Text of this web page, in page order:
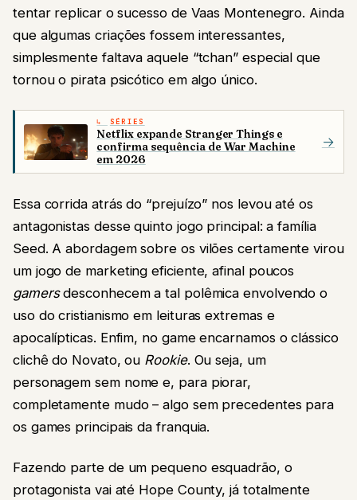
tentar replicar o sucesso de Vaas Montenegro. Ainda
que algumas criações fossem interessantes,
simplesmente faltava aquele “tchan” especial que
tornou o pirata psicótico em algo único.
SÉRIES
Netflix expande Stranger Things e
confirma sequência de War Machine
em 2026
→
Essa corrida atrás do “prejuízo” nos levou até os
antagonistas desse quinto jogo principal: a família
Seed. A abordagem sobre os vilões certamente virou
um jogo de marketing eficiente, afinal poucos
gamersdesconhecem a tal polêmica envolvendo o
uso do cristianismo em leituras extremas e
apocalípticas. Enfim, no game encarnamos o clássico
clichê do Novato, ou Rookie. Ou seja, um
personagem sem nome e, para piorar,
completamente mudo – algo sem precedentes para
os games principais da franquia.
Fazendo parte de um pequeno esquadrão, o
protagonista vai até Hope County, já totalmente